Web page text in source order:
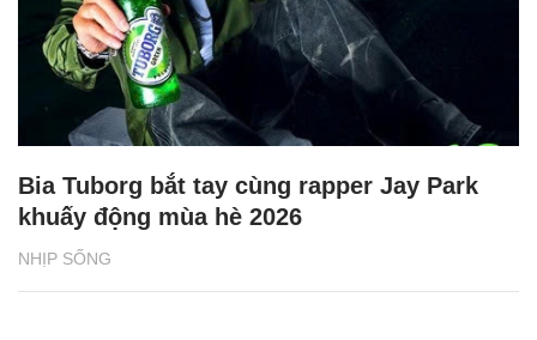
NHỊP SỐNG
Bia Tuborg bắt tay cùng rapper Jay Park
khuấy động mùa hè 2026